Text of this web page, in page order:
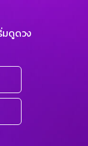
มดูดวง